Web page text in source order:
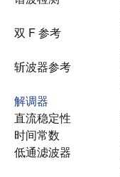
双 F 参考
斩波器参考
解调器
直流稳定性
时间常数
低通滤波器